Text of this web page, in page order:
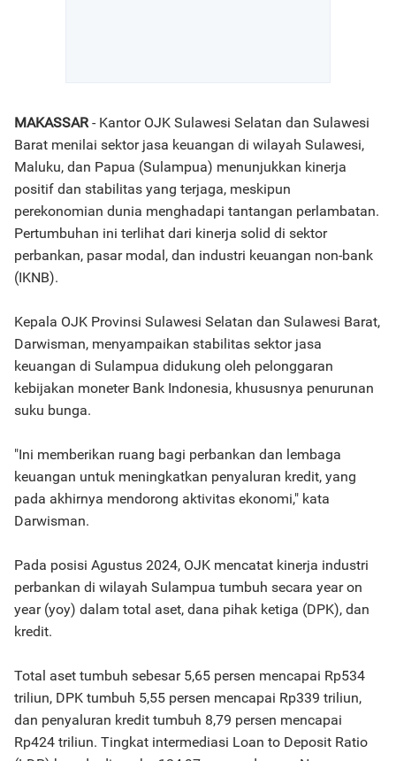
MAKASSAR- Kantor OJK Sulawesi Selatan dan Sulawesi
Barat menilai sektor jasa keuangan di wilayah Sulawesi,
Maluku, dan Papua (Sulampua) menunjukkan kinerja
positif dan stabilitas yang terjaga, meskipun
perekonomian dunia menghadapi tantangan perlambatan.
Pertumbuhan ini terlihat dari kinerja solid di sektor
perbankan, pasar modal, dan industri keuangan non-bank
(IKNB).
Kepala OJK Provinsi Sulawesi Selatan dan Sulawesi Barat,
Darwisman, menyampaikan stabilitas sektor jasa
keuangan di Sulampua didukung oleh pelonggaran
kebijakan moneter Bank Indonesia, khususnya penurunan
suku bunga.
"Ini memberikan ruang bagi perbankan dan lembaga
keuangan untuk meningkatkan penyaluran kredit, yang
pada akhirnya mendorong aktivitas ekonomi," kata
Darwisman.
Pada posisi Agustus 2024, OJK mencatat kinerja industri
perbankan di wilayah Sulampua tumbuh secara year on
year (yoy) dalam total aset, dana pihak ketiga (DPK), dan
kredit.
Total aset tumbuh sebesar 5,65 persen mencapai Rp534
triliun, DPK tumbuh 5,55 persen mencapai Rp339 triliun,
dan penyaluran kredit tumbuh 8,79 persen mencapai
Rp424 triliun. Tingkat intermediasi Loan to Deposit Ratio